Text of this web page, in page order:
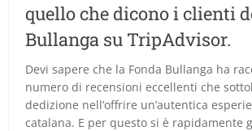
quello che dicono i clienti
Bullanga su TripAdvisor.
Devi sapere che la Fonda Bullanga ha
numero di recensioni eccellenti che
dedizione nell’offrire un’autentica
catalana. E per questo si è rapidamente